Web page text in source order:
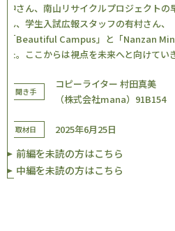
中さん、南山リサイクルプロジェクト
ん、学生入試広報スタッフの有村さん
「Beautiful Campus」と「Nanzan
た。ここからは視点を未来へと向けてい
聞き手
コピーライター 村田真美
（株式会社mana）91B154
取材日 2025年6月25日
前編を未読の方はこちら
中編を未読の方はこちら